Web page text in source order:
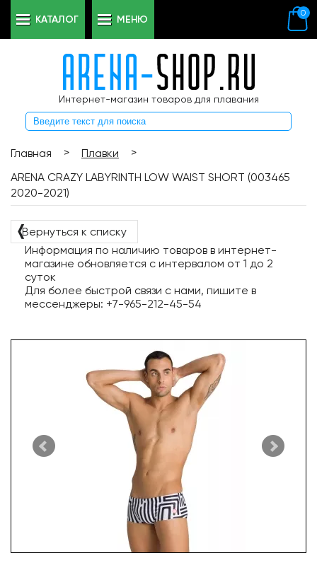
Интернет-магазин товаров для плавания
0
КАТАЛОГ МЕНЮ
Главная > Плавки
>
ARENA CRAZY LABYRINTH LOW WAIST SHORT (003465
2020-2021)
❬Вернуться к списку
Информация по наличию товаров в интернет-
магазине обновляется с интервалом от 1 до 2
суток
Для более быстрой связи с нами, пишите в
мессенджеры: +7-965-212-45-54